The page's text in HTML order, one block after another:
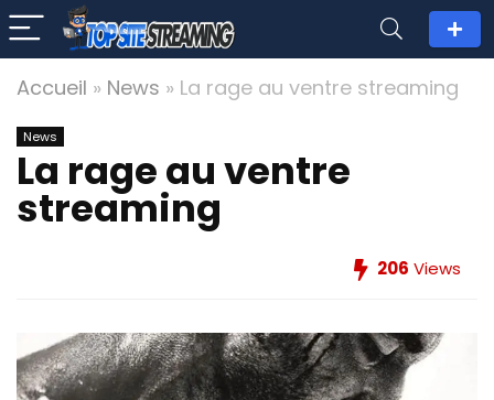
Accueil » News » La rage au ventre streaming
News
La rage au ventre
streaming
206 Views